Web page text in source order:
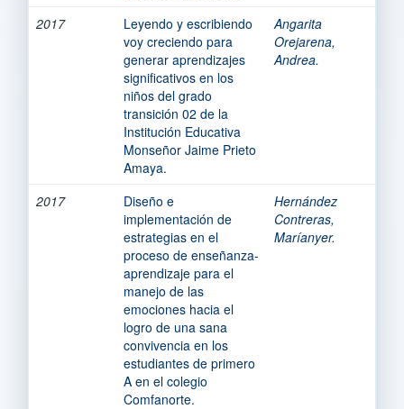
2017
Leyendo y escribiendo
voy creciendo para
generar aprendizajes
significativos en los
niños del grado
transición 02 de la
Institución Educativa
Monseñor Jaime Prieto
Amaya.
Angarita
Orejarena,
Andrea.
2017
Diseño e
implementación de
estrategias en el
proceso de enseñanza-
aprendizaje para el
manejo de las
emociones hacia el
logro de una sana
convivencia en los
estudiantes de primero
A en el colegio
Comfanorte.
Hernández
Contreras,
Maríanyer.